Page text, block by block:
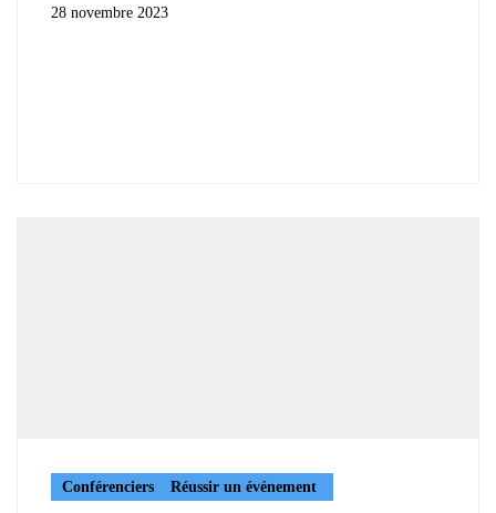
28 novembre 2023
Conférenciers Réussir un événement